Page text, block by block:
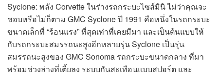
Syclone: พลัง Corvette ในร่างรถกระบะไซส์มินิ ไม่ว่าคุณจะ
ชอบหรือไม่ก็ตาม GMC Syclone ปี 1991 คือหนึ่งในรถกระบะ
ขนาดเล็กที่ “ร้อนแรง” ที่สุดเท่าที่เคยมีมา และเป็นต้นแบบให้
กับรถกระบะสมรรถนะสูงอีกหลายรุ่น Syclone เป็นรุ่น
สมรรถนะสูงของ GMC Sonoma รถกระบะขนาดกลาง ที่มา
พร้อมช่วงล่างที่เตี้ยลง ระบบกันสะเทือนแบบสปอร์ต และ